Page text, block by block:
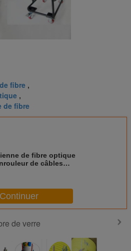
fibre ,
,
de fibre
de fibre optique
de câbles
Continuer
de verre